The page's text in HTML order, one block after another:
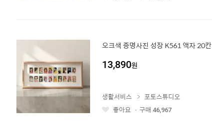
오크색 증명사진 성장 K561 액자 20칸
13,890원
좋
생활서비스
포토스튜디오
좋아요
구매 46,967